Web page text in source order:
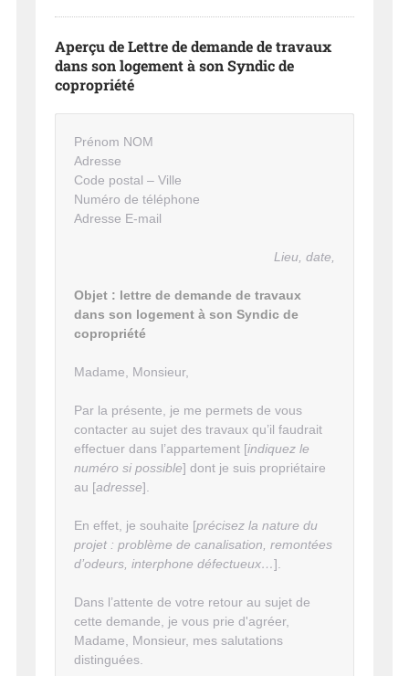
Aperçu de Lettre de demande de travaux
dans son logement à son Syndic de
copropriété
Prénom NOM
Adresse
Code postal – Ville
Numéro de téléphone
Adresse E-mail
Lieu, date,
Objet : lettre de demande de travaux
dans son logement à son Syndic de
copropriété
Madame, Monsieur,
Par la présente, je me permets de vous
contacter au sujet des travaux qu’il faudrait
effectuer dans l’appartement [indiquez le
numéro si possible] dont je suis propriétaire
au [adresse].
En effet, je souhaite [précisez la nature du
projet : problème de canalisation, remontées
d’odeurs, interphone défectueux…].
Dans l’attente de votre retour au sujet de
cette demande, je vous prie d'agréer,
Madame, Monsieur, mes salutations
distinguées.